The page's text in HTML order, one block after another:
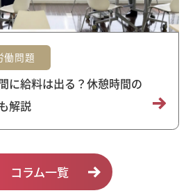
働問題
に給料は出る？休憩時間の
解説
コラム一覧